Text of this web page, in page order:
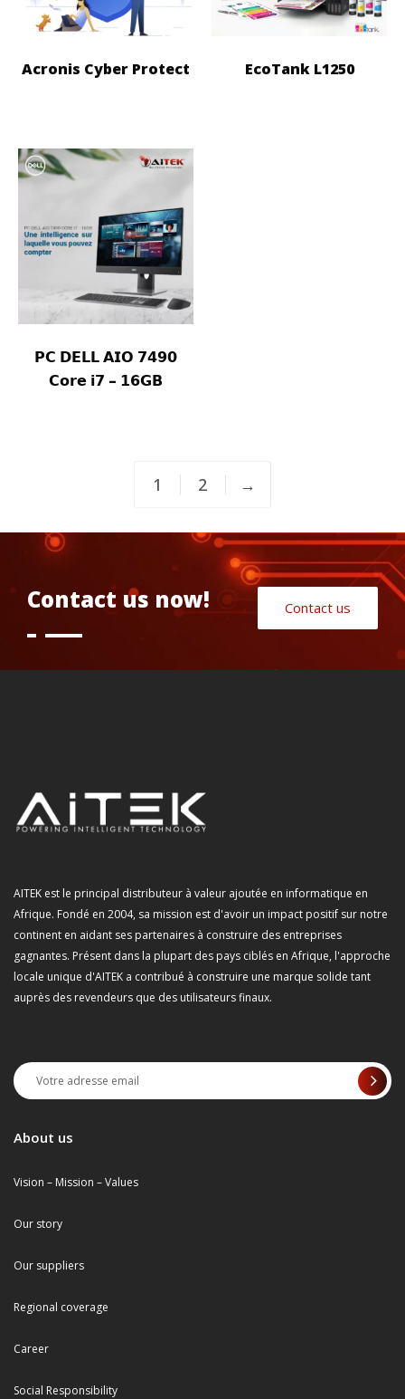
Acronis Cyber Protect EcoTank L1250
𝗣𝗖 𝗗𝗘𝗟𝗟 𝗔𝗜𝗢 𝟳𝟰𝟵𝟬
𝗖𝗼𝗿𝗲 𝗶𝟳 – 𝟭𝟲𝗚𝗕
1 2 →
Contact us now! Contact us
AITEK est le principal distributeur à valeur ajoutée en informatique en
Afrique. Fondé en 2004, sa mission est d'avoir un impact positif sur notre
continent en aidant ses partenaires à construire des entreprises
gagnantes. Présent dans la plupart des pays ciblés en Afrique, l'approche
locale unique d'AITEK a contribué à construire une marque solide tant
auprès des revendeurs que des utilisateurs finaux.
About us
Vision – Mission – Values
Our story
Our suppliers
Regional coverage
Career
Social Responsibility